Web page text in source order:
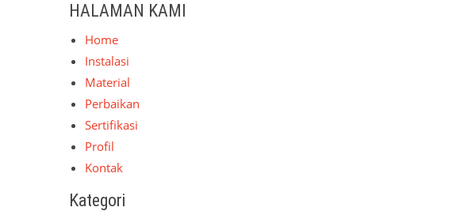
HALAMAN KAMI
Home
Instalasi
Material
Perbaikan
Sertifikasi
Profil
Kontak
Kategori